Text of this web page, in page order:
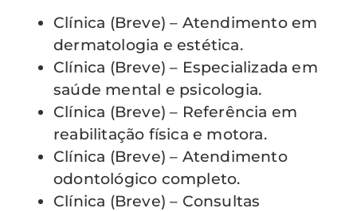
Clínica (Breve) – Atendimento em
dermatologia e estética.
Clínica (Breve) – Especializada em
saúde mental e psicologia.
Clínica (Breve) – Referência em
reabilitação física e motora.
Clínica (Breve) – Atendimento
odontológico completo.
Clínica (Breve) – Consultas